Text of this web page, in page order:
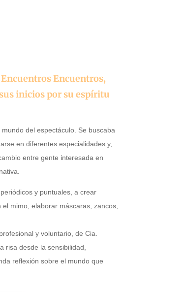
Encuentros,
inicios por su espíritu
del espectáculo. Se buscaba
en diferentes especialidades y,
entre gente interesada en
y puntuales, a crear
mimo, elaborar máscaras, zancos,
y voluntario, de Cia.
risa desde la sensibilidad,
reflexión sobre el mundo que